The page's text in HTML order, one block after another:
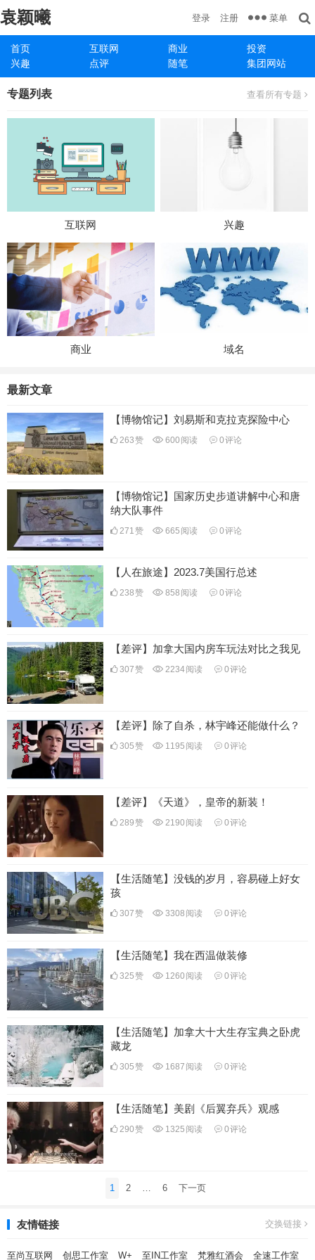
袁颖曦
首页 互联网 商业
投资
兴趣
点评 随笔 集团网站
登录 注册 菜单
专题列表 查看所有专题
互联网 兴趣
商业 域名
最新文章
【博物馆记】刘易斯和克拉克探险中心
263赞 600 阅读 0评论
【博物馆记】国家历史步道讲解中心和唐
纳大队事件
271 赞 665 阅读 0评论
【人在旅途】2023.7美国行总述
238赞 858 阅读 0评论
【差评】加拿大国内房车玩法对比之我见
307赞 2234阅读 0评论
【差评】除了自杀，林宇峰还能做什么？
305赞 1195 阅读 0评论
【差评】《天道》，皇帝的新装！
289赞 2190 阅读 0评论
【生活随笔】没钱的岁月，容易碰上好女
孩
307赞 3308 阅读 0评论
【生活随笔】我在西温做装修
325赞 1260 阅读 0评论
【生活随笔】加拿大十大生存宝典之卧虎
藏龙
305赞 1687 阅读 0评论
【生活随笔】美剧《后翼弃兵》观感
290赞 1325 阅读 0评论
页
1 2 6 下一页
友情链接 交换链接
至尚互联网 创思工作室 W+ 至IN工作室 梵雅红酒会 全速工作室